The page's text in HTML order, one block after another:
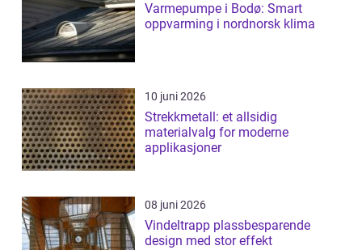
Varmepumpe i Bodø: Smart
oppvarming i nordnorsk klima
10 juni 2026
Strekkmetall: et allsidig
materialvalg for moderne
applikasjoner
08 juni 2026
Vindeltrapp plassbesparende
design med stor effekt